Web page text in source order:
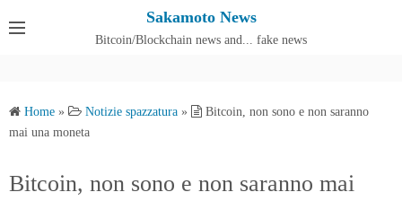
Sakamoto News
Bitcoin/Blockchain news and... fake news
Home » Notizie spazzatura »
Bitcoin, non sono e non saranno
mai una moneta
Bitcoin, non sono e non saranno mai